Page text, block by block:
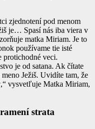
zjednotení pod menom
je… Spasí nás iba viera v
matka Miriam. Je to
používame tie isté
protichodné veci.
je od satana. Ak čítate
Ježiš. Uvidíte tam, že
vysvetľuje Matka Miriam,
strata